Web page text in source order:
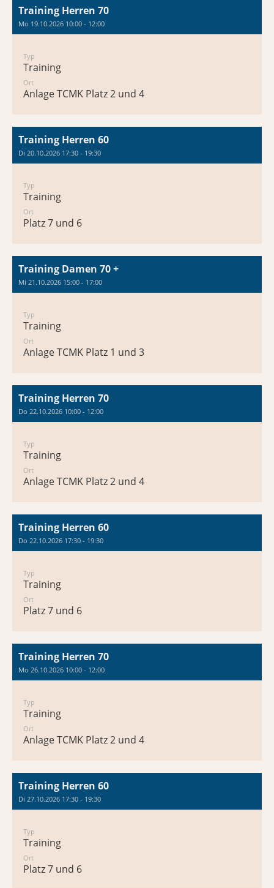
Training Herren 70
Mo 19.10.2026 10:00 - 12:00
Typ
Training
Ort
Anlage TCMK Platz 2 und 4
Training Herren 60
Di 20.10.2026 17:30 - 19:30
Typ
Training
Ort
Platz 7 und 6
Training Damen 70 +
Mi 21.10.2026 15:00 - 17:00
Typ
Training
Ort
Anlage TCMK Platz 1 und 3
Training Herren 70
Do 22.10.2026 10:00 - 12:00
Typ
Training
Ort
Anlage TCMK Platz 2 und 4
Training Herren 60
Do 22.10.2026 17:30 - 19:30
Typ
Training
Ort
Platz 7 und 6
Training Herren 70
Mo 26.10.2026 10:00 - 12:00
Typ
Training
Ort
Anlage TCMK Platz 2 und 4
Training Herren 60
Di 27.10.2026 17:30 - 19:30
Typ
Training
Ort
Platz 7 und 6